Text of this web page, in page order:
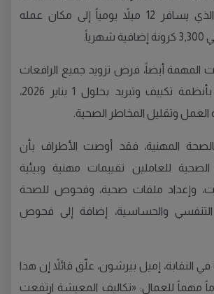
يعني أن العامل الذي يسافر 12 ميلاً يومياً إلى مكان عمله
المهمة أيضاً، فرض تزويد جميع الرافعات
البرجية والمتحركة بأنظمة تكييف وتبريد بحلول 1 يناير 2026،
وتقليل المخاطر الصحية.
المهنية، فقد أوصت الأطراف بأن
للعاملين تقييمات مهنية وبيئية
وإعداد ملفات صحية، وفحوص للصحة
التنفسي والحساسية، إضافة إلى فحوص
في النقابة، إميل بيرشون، علّق قائلاً إن هذا
مهماً للعمال: «تكاليف المعيشة ارتفعت